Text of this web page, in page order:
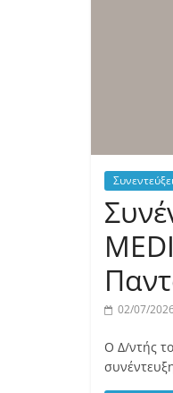
02/07/
Ο Δ/ντής